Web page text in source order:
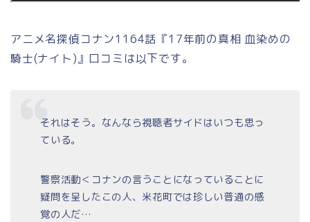
アニメ名探偵コナン1164話『17年前の真相 血染めの
騎士(ナイト)』口コミは以下です。
それはそう。なんなら視聴者サイドはいつも思っ
ている。
警察活動＜コナンの言うことになっていることに
疑問を呈したこの人、米花町では珍しい普通の感
覚の人だ…